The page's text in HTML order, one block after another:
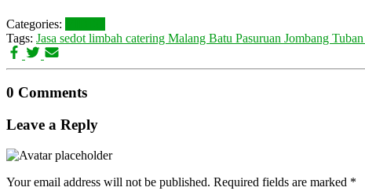
Categories:
Tags: Jasa sedot limbah catering Malang Batu Pasuruan Jombang
0 Comments
Leave a Reply
Your email address will not be published. Required fields are marked *